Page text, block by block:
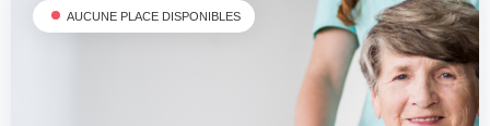
Fermer
Contacter un proche
AUCUNE PLACE DISPONIBLES